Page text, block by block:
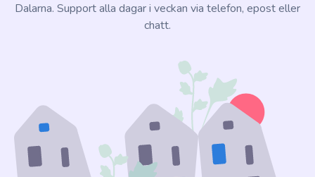
Dalarna. Support alla dagar i veckan via telefon, epost eller
chatt.